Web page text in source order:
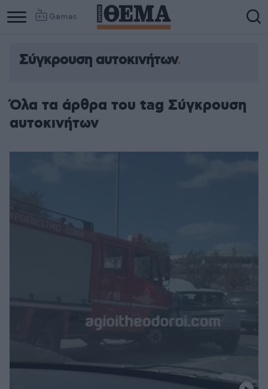
Games
Σύγκρουση αυτοκινήτων
Όλα τα άρθρα του tag Σύγκρουση
αυτοκινήτων